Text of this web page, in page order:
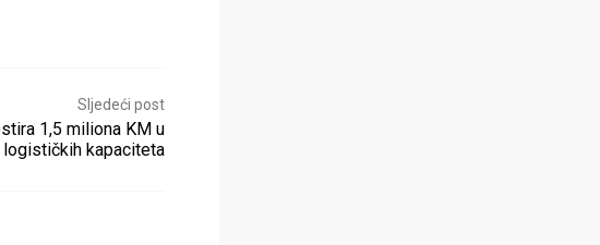
Sljedeći post
1,5 miliona KM u
kapaciteta